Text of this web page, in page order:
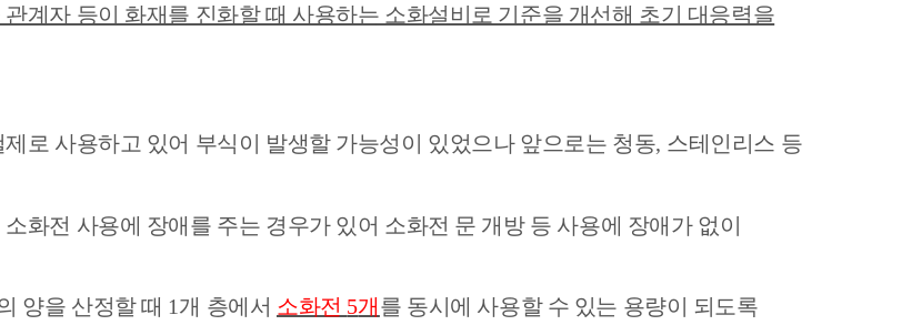
계자 등이 화재를 진화할 때 사용하는 소화설비로 기준을 개선해 초기 대응력을
로 사용하고 있어 부식이 발생할 가능성이 있었으나 앞으로는 청동, 스테인리스 등
화전 사용에 장애를 주는 경우가 있어 소화전 문 개방 등 사용에 장애가 없이
양을 산정할 때 1 개 층에서 소화전 5개 를 동시에 사용할 수 있는 용량이 되도록